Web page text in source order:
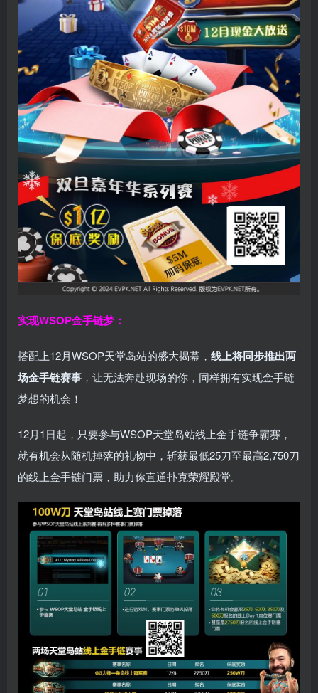
实现WSOP金手链梦：
搭配上12月WSOP天堂岛站的盛大揭幕， 线上将同步推出两
场金手链赛事 ，让无法奔赴现场的你，同样拥有实现金手链
梦想的机会！
12月1日起，只要参与WSOP天堂岛站线上金手链争霸赛，
就有机会从随机掉落的礼物中，斩获最低25刀至最高2,750刀
的线上金手链门票，助力你直通扑克荣耀殿堂。